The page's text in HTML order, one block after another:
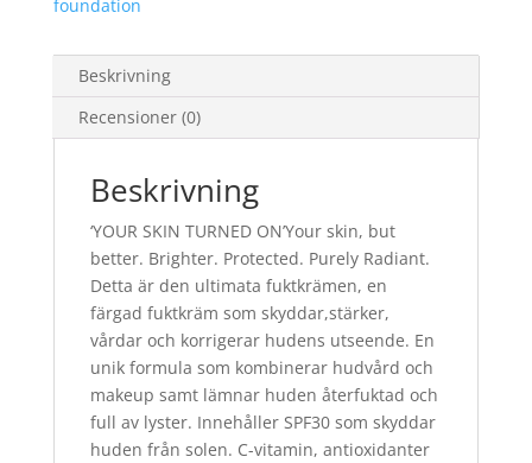
foundation
Beskrivning
Recensioner (0)
Beskrivning
‘YOUR SKIN TURNED ON’Your skin, but
better. Brighter. Protected. Purely Radiant.
Detta är den ultimata fuktkrämen, en
färgad fuktkräm som skyddar,stärker,
vårdar och korrigerar hudens utseende. En
unik formula som kombinerar hudvård och
makeup samt lämnar huden återfuktad och
full av lyster. Innehåller SPF30 som skyddar
huden från solen. C-vitamin, antioxidanter